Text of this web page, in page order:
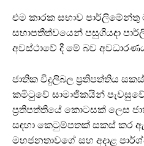
එම කාරක සභාව පාර්ලිමේන්තු
සභාපතීත්වයෙන් පසුගියදා
අවස්ථාවේ දී මේ බව
ජාතික විදුලිබල ප්‍රතිපත්තිය
කමිටුවේ සාමාජිකයින්
ප්‍රතිපත්තියේ කොටසක් ලෙස
සඳහා කෙටුම්පතක් සකස් කර
මහජනතාවගේ සහ අදාළ